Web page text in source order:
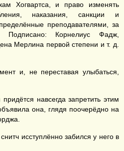
Хогвартса, и право изменять
наказания, санкции и
преподавателями, за
Подписано: Корнелиус Фадж,
Мерлина первой степени и т. д.
и, не переставая улыбаться,
навсегда запретить этим
она, глядя поочерёдно на
исступлённо забился у него в